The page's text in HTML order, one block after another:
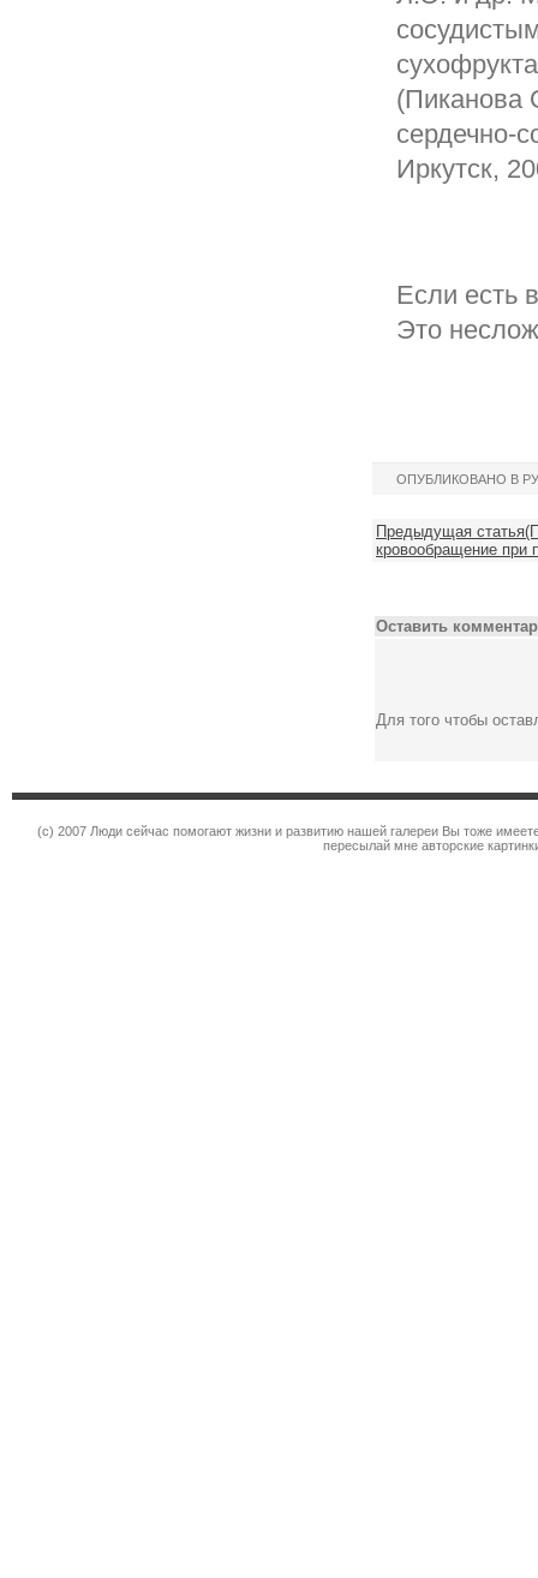
(Пиканова
сердечно-
Иркутск,
Если есть
Это
ОПУБЛИКОВАНО В
Предыдущая
кровообращение при
Оставить
Для того чтобы
(c) 2007 Люди сейчас помогают жизни и развитию нашей галереи Вы тоже
пересылай мне авторские